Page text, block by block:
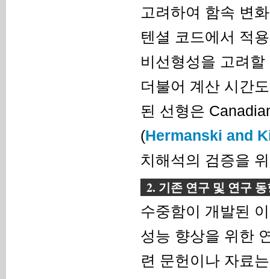
고려하여 함속 변
텐셜 코드에서 적
비선형성을 고려
더불어 계산 시간
된 선형은
(Hermanski and
치해석의 검증을
2. 기존 연구 및 연구
수중함이 개발된
성능 향상을 위한
련 문헌이나 자료